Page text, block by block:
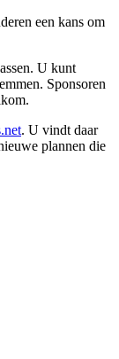
een kans om
U kunt
Sponsoren
. U vindt daar
plannen die